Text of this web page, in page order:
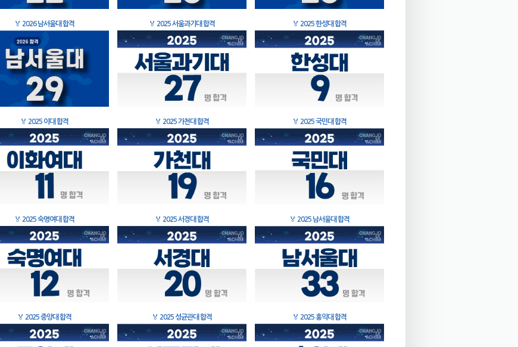
🏅 2026 남서울대 합격 🏅 2025 서울과기대 합격 🏅 2025 한성대 합격
🏅 2025 이대 합격 🏅 2025 가천대 합격 🏅 2025 국민대 합격
🏅 2025 숙명여대 합격 🏅 2025 서경대 합격 🏅 2025 남서울대 합격
🏅 2025 중앙대 합격 🏅 2025 성균관대 합격 🏅 2025 홍익대 합격